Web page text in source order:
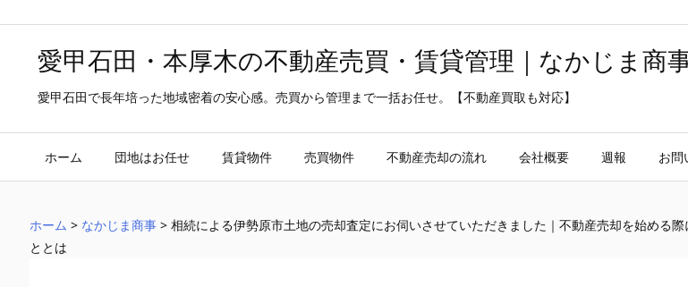
愛甲石田・本厚木の不動産売買・賃貸管理｜なかじま商
愛甲石田で長年培った地域密着の安心感。売買から管理まで一括お任せ。【不動産買取も対応】
ホーム 団地はお任せ 賃貸物件 売買物件 不動産売却の流れ 会社概要 週報 お問
ホーム > なかじま商事 > 相続による伊勢原市土地の売却査定にお伺いさせていただきました｜不動産売却を始める際
ととは